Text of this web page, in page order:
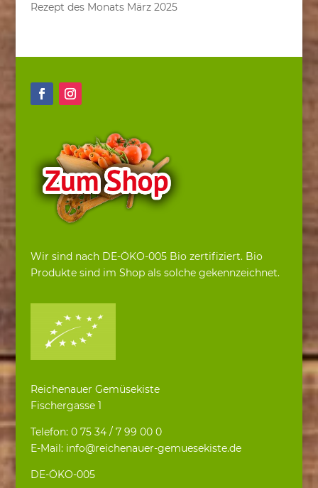
Rezept des Monats März 2025
Wir sind nach DE-ÖKO-005 Bio zertifiziert. Bio
Produkte sind im Shop als solche gekennzeichnet.
Reichenauer Gemüsekiste
Fischergasse 1
Telefon: 0 75 34 / 7 99 00 0
E-Mail: info@reichenauer-gemuesekiste.de
DE-ÖKO-005